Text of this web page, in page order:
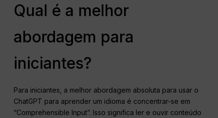
Qual é a melhor
abordagem para
iniciantes?
Para iniciantes, a melhor abordagem absoluta para usar o
ChatGPT para aprender um idioma é concentrar-se em
“Comprehensible Input”. Isso significa ler e ouvir conteúdo